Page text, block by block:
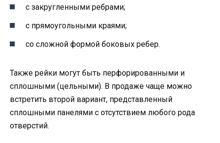
с закругленными ребрами;
с прямоугольными краями;
со сложной формой боковых ребер.
Также рейки могут быть перфорированными и
сплошными (цельными). В продаже чаще можно
встретить второй вариант, представленный
сплошными панелями с отсутствием любого рода
отверстий.